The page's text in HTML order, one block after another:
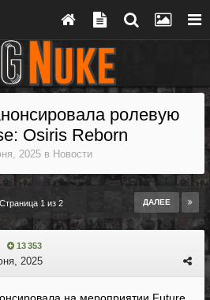
ролевую
Osiris Reborn
2025 в Новости
ДАЛЕЕ
Страница 1 из 2
13 353
2025